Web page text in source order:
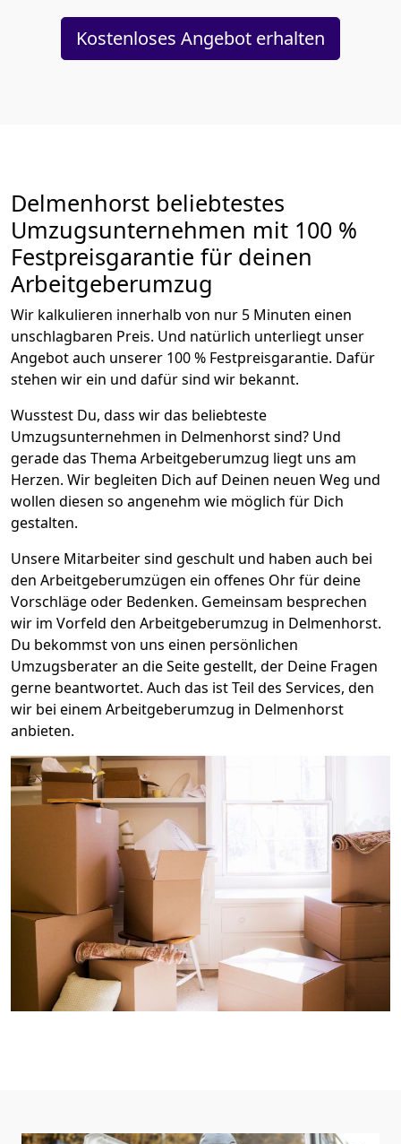
Kostenloses Angebot erhalten
Delmenhorst beliebtestes
Umzugsunternehmen mit 100 %
Festpreisgarantie für deinen
Arbeitgeberumzug
Wir kalkulieren innerhalb von nur 5 Minuten einen
unschlagbaren Preis. Und natürlich unterliegt unser
Angebot auch unserer 100 % Festpreisgarantie. Dafür
stehen wir ein und dafür sind wir bekannt.
Wusstest Du, dass wir das beliebteste
Umzugsunternehmen in Delmenhorst sind? Und
gerade das Thema Arbeitgeberumzug liegt uns am
Herzen. Wir begleiten Dich auf Deinen neuen Weg und
wollen diesen so angenehm wie möglich für Dich
gestalten.
Unsere Mitarbeiter sind geschult und haben auch bei
den Arbeitgeberumzügen ein offenes Ohr für deine
Vorschläge oder Bedenken. Gemeinsam besprechen
wir im Vorfeld den Arbeitgeberumzug in Delmenhorst.
Du bekommst von uns einen persönlichen
Umzugsberater an die Seite gestellt, der Deine Fragen
gerne beantwortet. Auch das ist Teil des Services, den
wir bei einem Arbeitgeberumzug in Delmenhorst
anbieten.